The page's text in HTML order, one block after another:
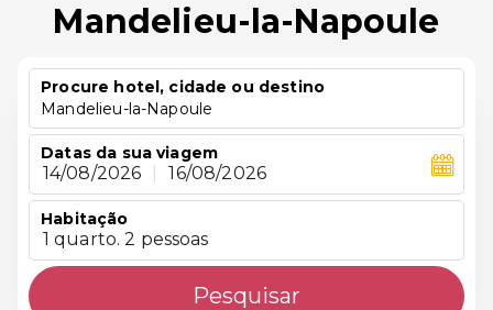
Mandelieu-la-Napoule
Procure hotel, cidade ou destino
Mandelieu-la-Napoule
Datas da sua viagem
14/08/2026 16/08/2026
Habitação
1 quarto. 2 pessoas
Pesquisar